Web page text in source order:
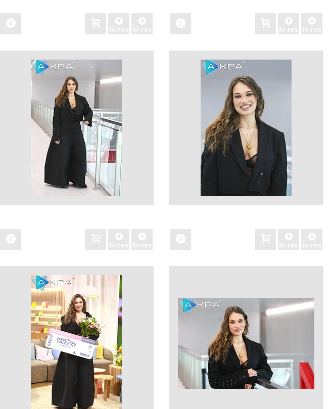
hi-res lo-res hi-res lo-res
hi-res lo-res hi-res lo-res